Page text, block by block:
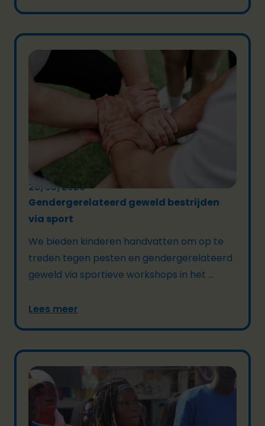
28/05/2026
Gendergerelateerd geweld bestrijden
via sport
We bieden kinderen handvatten om op te
treden tegen pesten en gendergerelateerd
geweld via sportieve workshops in het ...
Lees meer